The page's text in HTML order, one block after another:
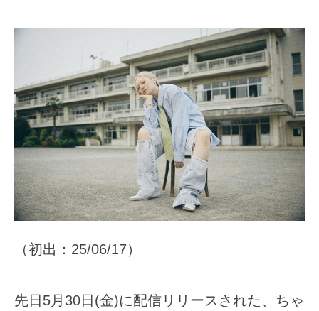
（初出：25/06/17）
先日5月30日(金)に配信リリースされた、ちゃ